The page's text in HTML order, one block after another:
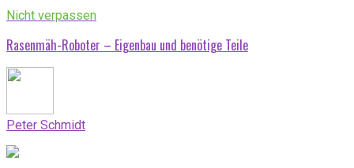
Nicht verpassen
Rasenmäh-Roboter – Eigenbau und benötige Teile
Peter Schmidt